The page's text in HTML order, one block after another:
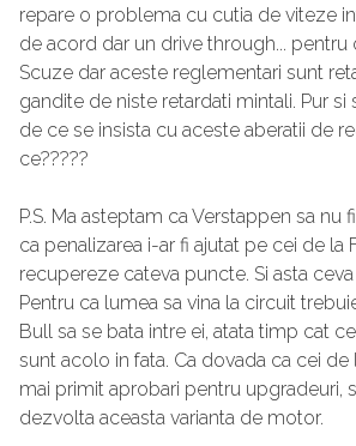
repare o problema cu cutia de viteze
de acord dar un drive through... pentru
Scuze dar aceste reglementari sunt
gandite de niste retardati mintali. Pur
de ce se insista cu aceste aberatii de
ce?????
P.S. Ma asteptam ca Verstappen sa nu
ca penalizarea i-ar fi ajutat pe cei de la
recupereze cateva puncte. Si asta
Pentru ca lumea sa vina la circuit
Bull sa se bata intre ei, atata timp cat
sunt acolo in fata. Ca dovada ca cei de
mai primit aprobari pentru upgradeuri,
dezvolta aceasta varianta de motor.